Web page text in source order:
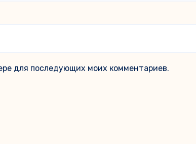
для последующих моих комментариев.